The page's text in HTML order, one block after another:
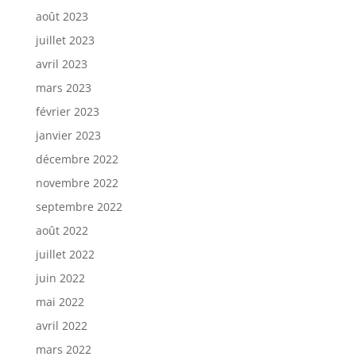
août 2023
juillet 2023
avril 2023
mars 2023
février 2023
janvier 2023
décembre 2022
novembre 2022
septembre 2022
août 2022
juillet 2022
juin 2022
mai 2022
avril 2022
mars 2022